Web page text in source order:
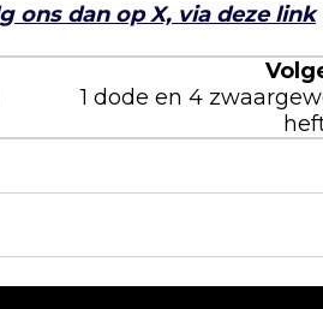
ons dan op X, via deze link
1 dode en 4